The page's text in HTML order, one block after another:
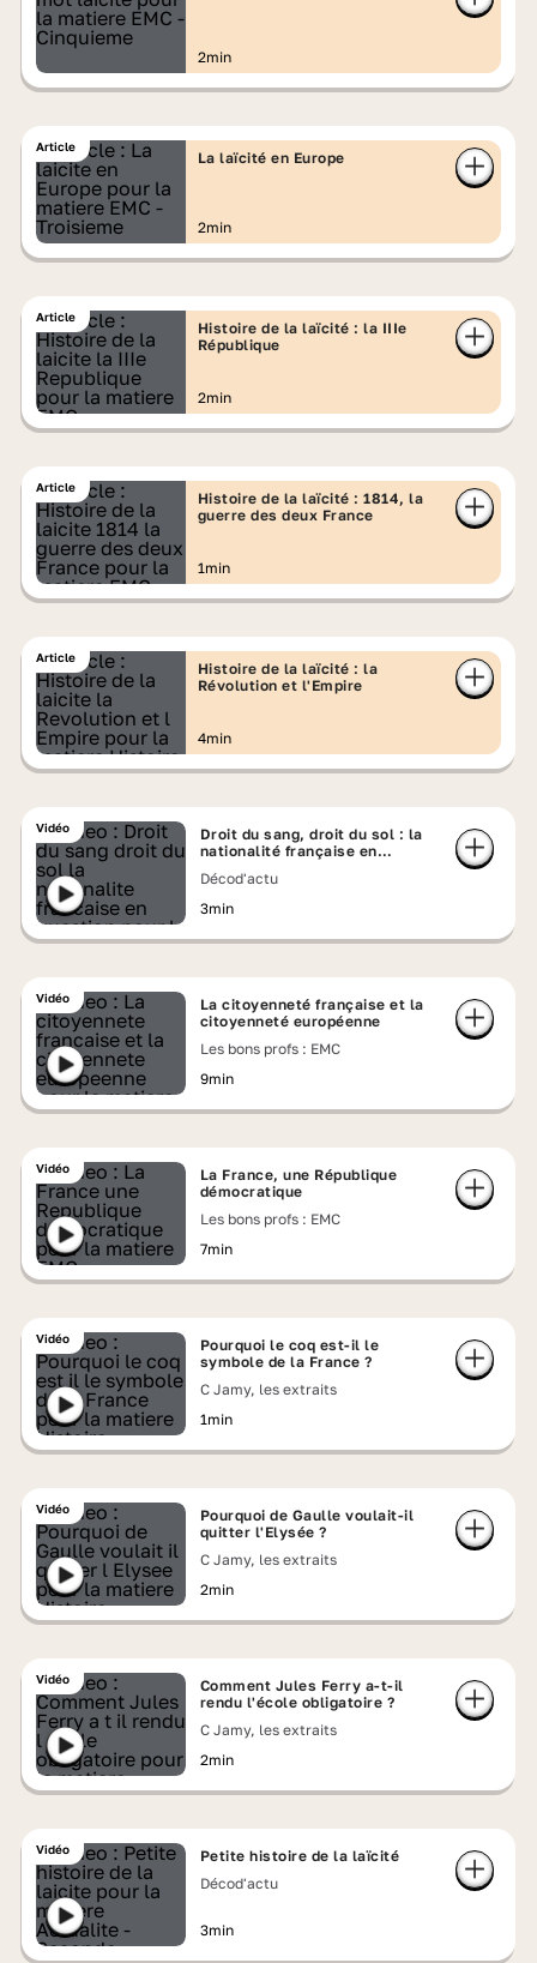
2min
Article
La laïcité en Europe
2min
Article
Histoire de la laïcité : la IIIe
République
2min
Article
Histoire de la laïcité : 1814, la
guerre des deux France
1min
Article
Histoire de la laïcité : la
Révolution et l'Empire
4min
Vidéo
Droit du sang, droit du sol : la
nationalité française en
Décod'actu
3min
Vidéo
La citoyenneté française et la
citoyenneté européenne
Les bons profs : EMC
9min
Vidéo
La France, une République
démocratique
Les bons profs : EMC
7min
Vidéo
Pourquoi le coq est-il le
symbole de la France ?
C Jamy, les extraits
1min
Vidéo
Pourquoi de Gaulle voulait-il
quitter l'Elysée ?
C Jamy, les extraits
2min
Vidéo
Comment Jules Ferry a-t-il
rendu l'école obligatoire ?
C Jamy, les extraits
2min
Vidéo
Petite histoire de la laïcité
Décod'actu
3min